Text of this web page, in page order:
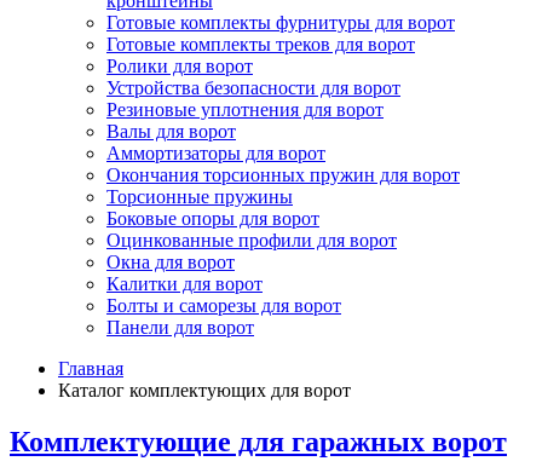
Готовые комплекты фурнитуры для ворот
Готовые комплекты треков для ворот
Ролики для ворот
Устройства безопасности для ворот
Резиновые уплотнения для ворот
Валы для ворот
Аммортизаторы для ворот
Окончания торсионных пружин для ворот
Торсионные пружины
Боковые опоры для ворот
Оцинкованные профили для ворот
Окна для ворот
Калитки для ворот
Болты и саморезы для ворот
Панели для ворот
Главная
Каталог комплектующих для ворот
Комплектующие для гаражных ворот